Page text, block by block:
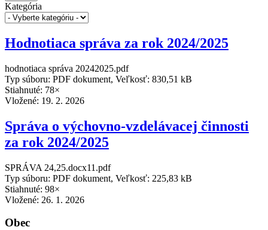
Kategória
Hodnotiaca správa za rok 2024/2025
hodnotiaca správa 20242025.pdf
Typ súboru: PDF dokument, Veľkosť: 830,51 kB
Stiahnuté: 78×
Vložené: 19. 2. 2026
Správa o výchovno-vzdelávacej činnosti
za rok 2024/2025
SPRÁVA 24,25.docx11.pdf
Typ súboru: PDF dokument, Veľkosť: 225,83 kB
Stiahnuté: 98×
Vložené: 26. 1. 2026
Obec